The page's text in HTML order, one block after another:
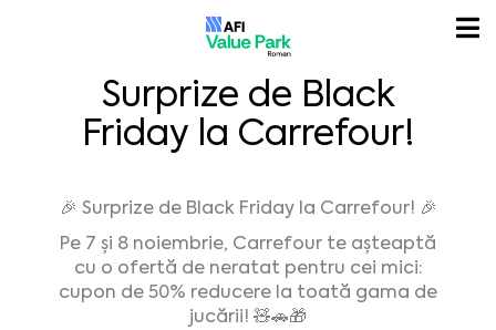
Surprize de Black
Friday la Carrefour!
🎉 Surprize de Black Friday la Carrefour! 🎉
Pe 7 și 8 noiembrie, Carrefour te așteaptă
cu o ofertă de neratat pentru cei mici:
cupon de 50% reducere la toată gama de
jucării! 🧸🚗🎁